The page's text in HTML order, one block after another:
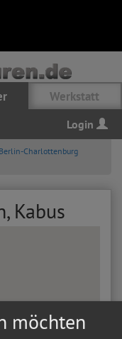
Werkstatt
Login
Berlin-Charlottenburg
Kabus
möchten